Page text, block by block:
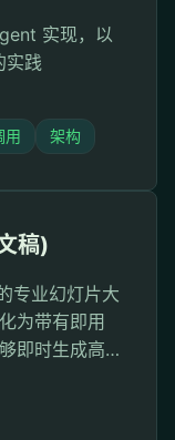
实现，以
实践
用 架构
稿)
专业幻灯片大
为带有即用
即时生成高
整文本。